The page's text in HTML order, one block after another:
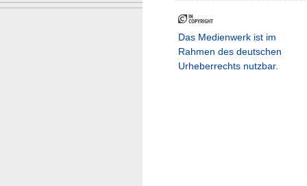
Das Medienwerk ist im
Rahmen des deutschen
Urheberrechts nutzbar.